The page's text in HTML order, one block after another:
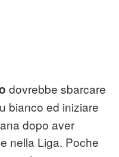
dovrebbe sbarcare
bianco ed iniziare
dopo aver
e nella Liga. Poche